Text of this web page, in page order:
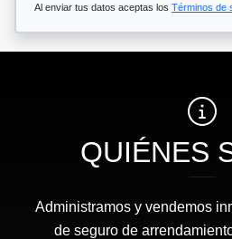
Al enviar tus datos aceptas los Términos de
QUIÉNES
Administramos y vendemos
de seguro de